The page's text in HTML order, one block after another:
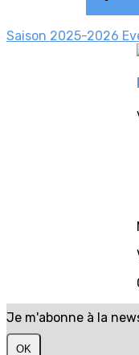
Saison 2025-2026
Je m'abonne à la
OK